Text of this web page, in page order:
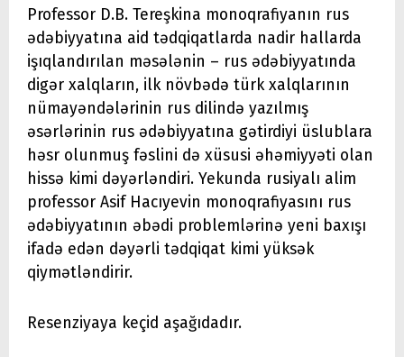
Professor D.B. Tereşkina monoqrafiyanın rus
ədəbiyyatına aid tədqiqatlarda nadir hallarda
işıqlandırılan məsələnin – rus ədəbiyyatında
digər xalqların, ilk növbədə türk xalqlarının
nümayəndələrinin rus dilində yazılmış
əsərlərinin rus ədəbiyyatına gətirdiyi üslublara
həsr olunmuş fəslini də xüsusi əhəmiyyəti olan
hissə kimi dəyərləndiri. Yekunda rusiyalı alim
professor Asif Hacıyevin monoqrafiyasını rus
ədəbiyyatının əbədi problemlərinə yeni baxışı
ifadə edən dəyərli tədqiqat kimi yüksək
qiymətləndirir.
Resenziyaya keçid aşağıdadır.